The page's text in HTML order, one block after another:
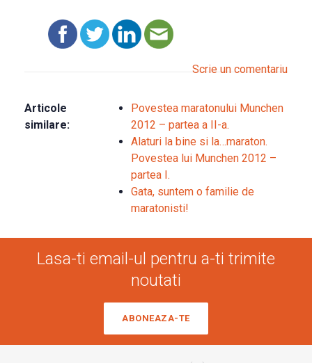
Scrie un comentariu
Articole
similare:
Povestea maratonului Munchen
2012 – partea a II-a.
Alaturi la bine si la…maraton.
Povestea lui Munchen 2012 –
partea I.
Gata, suntem o familie de
maratonisti!
Lasa-ti email-ul pentru a-ti trimite
noutati
ABONEAZA-TE